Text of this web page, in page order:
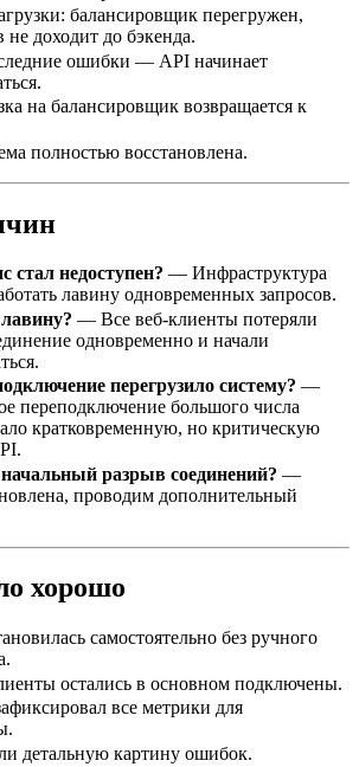
балансировщик перегружен,
не доходит до бэкенда.
ошибки — API начинает
на балансировщик возвращается к
полностью восстановлена.
стал недоступен? — Инфраструктура
лавину одновременных запросов.
— Все веб-клиенты потеряли
одновременно и начали
перегрузило систему? —
переподключение большого числа
кратковременную, но критическую
разрыв соединений? —
проводим дополнительный
хорошо
самостоятельно без ручного
остались в основном подключены.
все метрики для
детальную картину ошибок.